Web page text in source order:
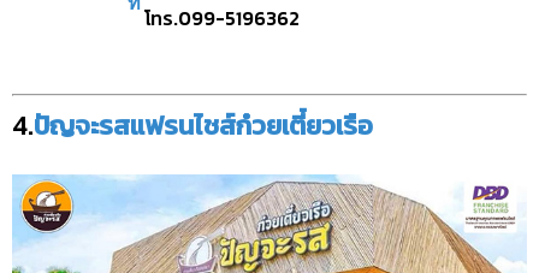
โทร.099-5196362
4.ปัญจะรสแฟรนไชส์ก๋วยเตี๋ยวเรือ